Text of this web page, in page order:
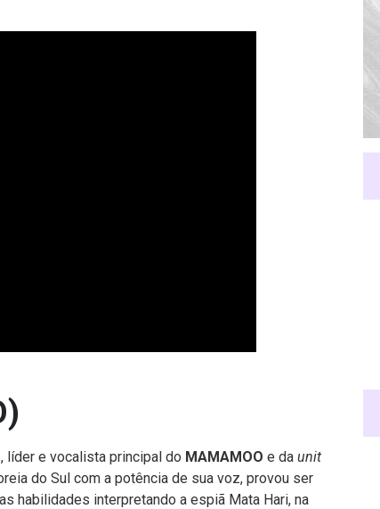
, líder e vocalista principal do MAMAMOO e da unit
do Sul com a potência de sua voz, provou ser
habilidades interpretando a espiã Mata Hari, na